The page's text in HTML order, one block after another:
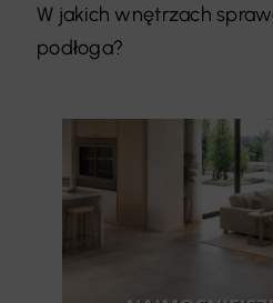
W jakich wnętrzach
podłoga?